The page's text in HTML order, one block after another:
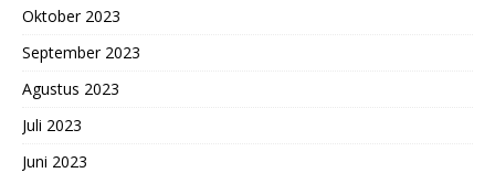
Oktober 2023
September 2023
Agustus 2023
Juli 2023
Juni 2023